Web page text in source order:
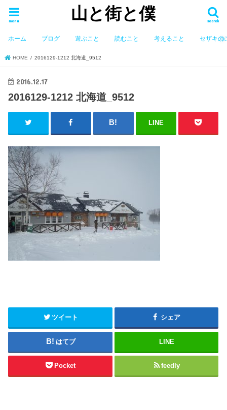
山と街と僕 search
menu
ホーム ブログ 遊ぶこと 読むこと 考えること セザキの
HOME 2016129-1212 北海道_9512
2016.12.17
2016129-1212 北海道_9512
LINE
ツイート シェア
はてブ LINE
Pocket feedly